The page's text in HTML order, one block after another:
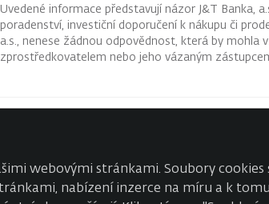
Uvedené informace představují názor J&T Banka,
poradenství, investiční doporučení k nákupu či
a.s., nenese žádnou odpovědnost, která by
zprostředkovatelem nebo jeho vázaným
Kontakty Wealth Report
webovými stránkami. Soubory cookies
nabízení inzerce na míru a k